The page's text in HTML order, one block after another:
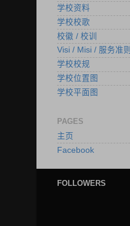
学校资料
学校校歌
校徽 / 校训
Visi / Misi / 服务准则
学校校规
学校位置图
学校平面图
PAGES
主页
Facebook
FOLLOWERS